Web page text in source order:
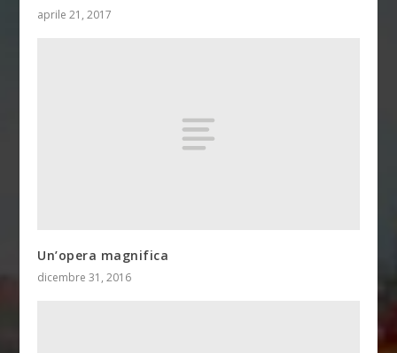
aprile 21, 2017
Un’opera magnifica
dicembre 31, 2016